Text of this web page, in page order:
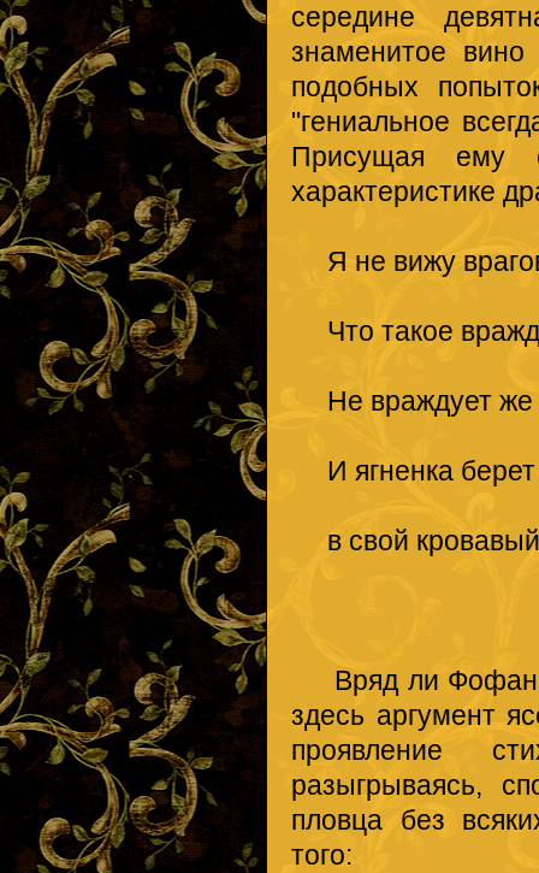
середине
знаменитое
подобных
"гениальное
Присущая ему
характеристике
Я не вижу
Что такое
Не враждует же
И ягненка
в свой
Вряд ли
здесь аргумент
проявление
разыгрываясь,
пловца без
того: